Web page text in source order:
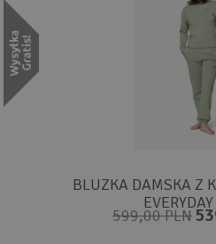
BLUZKA DAMSKA Z
EVERYDAY
599,00 PLN